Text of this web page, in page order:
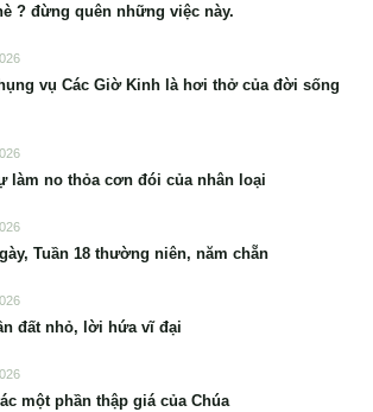
? đừng quên những việc này.
vụ Các Giờ Kinh là hơi thở của đời sống
làm no thỏa cơn đói của nhân loại
Tuần 18 thường niên, năm chẵn
đất nhỏ, lời hứa vĩ đại
một phần thập giá của Chúa